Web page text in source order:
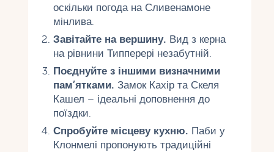
оскільки погода на Сливенамоне
мінлива.
Завітайте на вершину. Вид з керна
на рівнини Типперері незабутній.
Поєднуйте з іншими визначними
пам’ятками. Замок Кахір та Скеля
Кашел – ідеальні доповнення до
поїздки.
Спробуйте місцеву кухню. Паби у
Клонмелі пропонують традиційні